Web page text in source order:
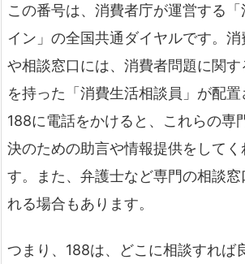
この番号は、消費者庁が運営する「
イン」の全国共通ダイヤルです。
や相談窓口には、消費者問題に関
を持った「消費生活相談員」が配置
188に電話をかけると、これらの専
決のための助言や情報提供をして
す。また、弁護士など専門の相談窓
れる場合もあります。
つまり、188は、どこに相談すれば